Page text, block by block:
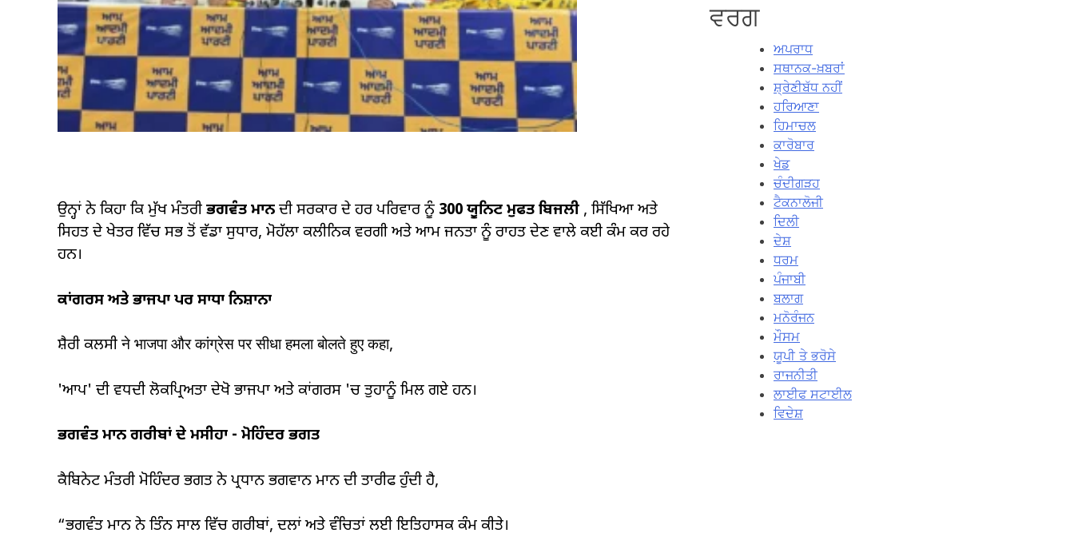
ਉਨ੍ਹਾਂ ਨੇ ਕਿਹਾ ਕਿ ਮੁੱਖ ਮੰਤਰੀ ਭਗਵੰਤ ਮਾਨ ਦੀ ਸਰਕਾਰ ਦੇ ਹਰ ਪਰਿਵਾਰ ਨੂੰ 300 ਯੂਨਿਟ ਮੁਫਤ ਬਿਜਲੀ , ਸਿੱਖਿਆ ਅਤੇ
ਸਿਹਤ ਦੇ ਖੇਤਰ ਵਿੱਚ ਸਭ ਤੋਂ ਵੱਡਾ ਸੁਧਾਰ, ਮੋਹੱਲਾ ਕਲੀਨਿਕ ਵਰਗੀ ਅਤੇ ਆਮ ਜਨਤਾ ਨੂੰ ਰਾਹਤ ਦੇਣ ਵਾਲੇ ਕਈ ਕੰਮ ਕਰ ਰਹੇ
ਹਨ।
ਕਾਂਗਰਸ ਅਤੇ ਭਾਜਪਾ ਪਰ ਸਾਧਾ ਨਿਸ਼ਾਨਾ
ਸ਼ੈਰੀ ਕਲਸੀ ने भाजपा और कांग्रेस पर सीधा हमला बोलते हुए कहा,
'ਆਪ' ਦੀ ਵਧਦੀ ਲੋਕਪ੍ਰਿਅਤਾ ਦੇਖੋ ਭਾਜਪਾ ਅਤੇ ਕਾਂਗਰਸ 'ਚ ਤੁਹਾਨੂੰ ਮਿਲ ਗਏ ਹਨ।
ਭਗਵੰਤ ਮਾਨ ਗਰੀਬਾਂ ਦੇ ਮਸੀਹਾ - ਮੋਹਿੰਦਰ ਭਗਤ
ਕੈਬਿਨੇਟ ਮੰਤਰੀ ਮੋਹਿੰਦਰ ਭਗਤ ਨੇ ਪ੍ਰਧਾਨ ਭਗਵਾਨ ਮਾਨ ਦੀ ਤਾਰੀਫ ਹੁੰਦੀ ਹੈ,
“ਭਗਵੰਤ ਮਾਨ ਨੇ ਤਿੰਨ ਸਾਲ ਵਿੱਚ ਗਰੀਬਾਂ, ਦਲਾਂ ਅਤੇ ਵੰਚਿਤਾਂ ਲਈ ਇਤਿਹਾਸਕ ਕੰਮ ਕੀਤੇ।
ਵਰਗ
ਅਪਰਾਧ
ਸਥਾਨਕ-ਖ਼ਬਰਾਂ
ਸ਼੍ਰੇਣੀਬੱਧ ਨਹੀਂ
ਹਰਿਆਣਾ
ਹਿਮਾਚਲ
ਕਾਰੋਬਾਰ
ਖੇਡ
ਚੰਦੀਗੜਹ
ਟੈਕਨਾਲੋਜੀ
ਦਿਲੀ
ਦੇਸ਼
ਧਰਮ
ਪੰਜਾਬੀ
ਬਲਾਗ
ਮਨੋਰੰਜਨ
ਮੌਸਮ
ਯੂਪੀ ਤੇ ਭਰੋਸੇ
ਰਾਜਨੀਤੀ
ਲਾਈਫ ਸਟਾਈਲ
ਵਿਦੇਸ਼